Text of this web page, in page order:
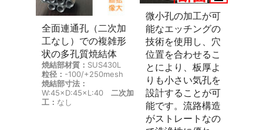
全面連通孔（二次加
工なし）での複雑形
状の多孔質焼結体
焼結部材質： SUS430L
粒径： -100/+250mesh
焼結部寸法：
W:45×D:45×L:40 二次加
工： なし
微小孔の加工が可
能なエッチングの
技術を使用し、穴
位置を合わせるこ
とにより、板厚よ
りも小さい気孔を
設計することが可
能です。流路構造
がストレートなの